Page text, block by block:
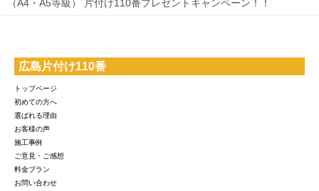
（A4・A5等級） 片付け110番プレゼントキャンペーン！！
広島片付け110番
トップページ
初めての方へ
選ばれる理由
お客様の声
施工事例
ご意見・ご感想
料金プラン
お問い合わせ